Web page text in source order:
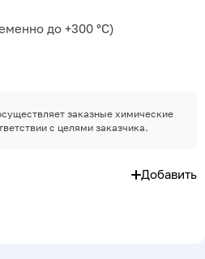
до +300 °С)
заказные химические
с целями заказчика.
Добавить